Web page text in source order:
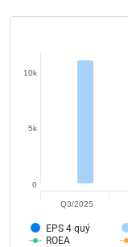
EPS 4 quý
ROEA
0
5k
10k
Q3/2025
chính